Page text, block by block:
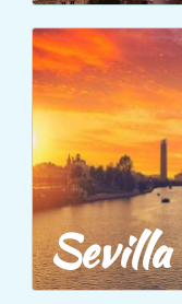
Sevilla